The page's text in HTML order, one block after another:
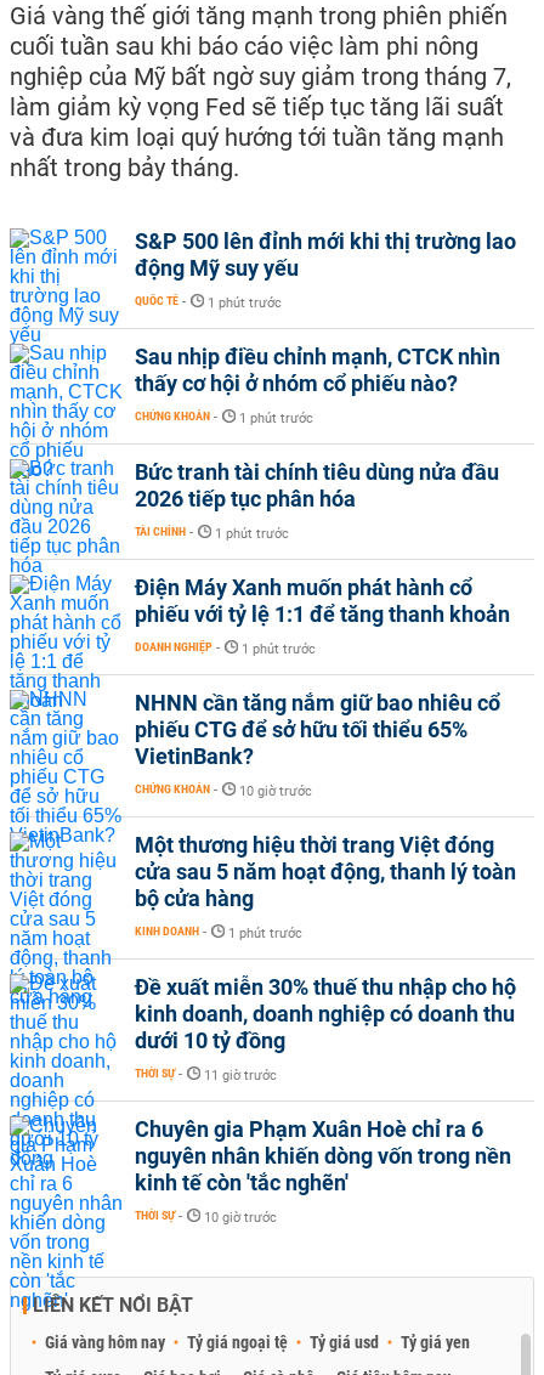
Giá vàng thế giới tăng mạnh trong phiên phiến
cuối tuần sau khi báo cáo việc làm phi nông
nghiệp của Mỹ bất ngờ suy giảm trong tháng 7,
làm giảm kỳ vọng Fed sẽ tiếp tục tăng lãi suất
và đưa kim loại quý hướng tới tuần tăng mạnh
nhất trong bảy tháng.
S&P 500 lên đỉnh mới khi thị trường lao
động Mỹ suy yếu
QUỐC TẾ - 1 phút trước
Sau nhịp điều chỉnh mạnh, CTCK nhìn
thấy cơ hội ở nhóm cổ phiếu nào?
CHỨNG KHOÁN - 1 phút trước
Bức tranh tài chính tiêu dùng nửa đầu
2026 tiếp tục phân hóa
TÀI CHÍNH - 1 phút trước
Điện Máy Xanh muốn phát hành cổ
phiếu với tỷ lệ 1:1 để tăng thanh khoản
DOANH NGHIỆP - 1 phút trước
NHNN cần tăng nắm giữ bao nhiêu cổ
phiếu CTG để sở hữu tối thiểu 65%
VietinBank?
CHỨNG KHOÁN - 10 giờ trước
Một thương hiệu thời trang Việt đóng
cửa sau 5 năm hoạt động, thanh lý toàn
bộ cửa hàng
KINH DOANH - 1 phút trước
Đề xuất miễn 30% thuế thu nhập cho hộ
kinh doanh, doanh nghiệp có doanh thu
dưới 10 tỷ đồng
THỜI SỰ - 11 giờ trước
Chuyên gia Phạm Xuân Hoè chỉ ra 6
nguyên nhân khiến dòng vốn trong nền
kinh tế còn 'tắc nghẽn'
THỜI SỰ - 10 giờ trước
LIÊN KẾT NỔI BẬT
Giá vàng hôm nay Tỷ giá ngoại tệ Tỷ giá usd
Tỷ giá yen